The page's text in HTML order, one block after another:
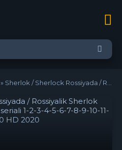
» Sherlok / Sherlock Rossiyada / Rossiyalik Sherlok Holms / Xolmas Rossiya seriali 1-2-3-4-5-6-7-8-9-10-11-12-13-14-15-16-17-18-19-20 HD 2020